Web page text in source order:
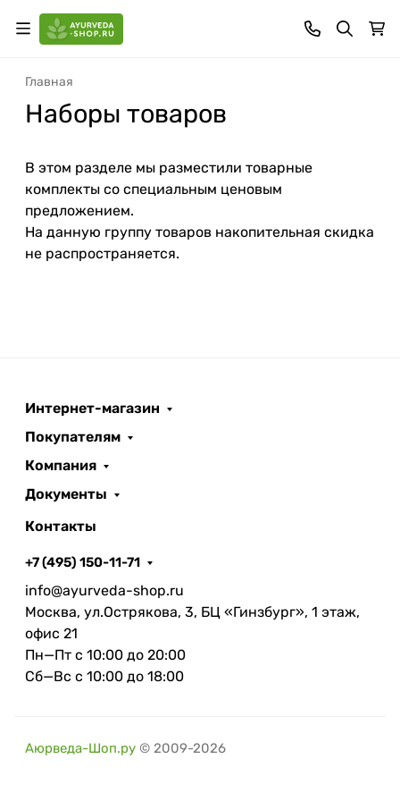
Главная
Наборы товаров
В этом разделе мы разместили товарные
комплекты со специальным ценовым
предложением.
На данную группу товаров накопительная скидка
не распространяется.
Интернет-магазин
Покупателям
Компания
Документы
Контакты
+7 (495) 150-11-71
info@ayurveda-shop.ru
Москва, ул.Острякова, 3, БЦ «Гинзбург», 1 этаж,
офис 21
Пн—Пт с 10:00 до 20:00
Сб—Вс с 10:00 до 18:00
Аюрведа-Шоп.ру © 2009-2026